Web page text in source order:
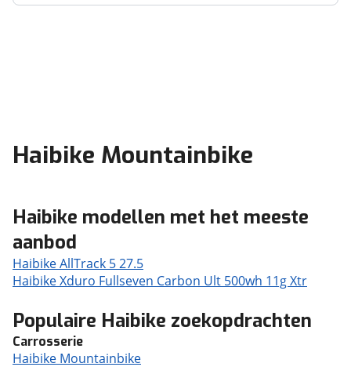
Haibike Mountainbike
Haibike modellen met het meeste
aanbod
Haibike AllTrack 5 27.5
Haibike Xduro Fullseven Carbon Ult 500wh 11g Xtr
Populaire Haibike zoekopdrachten
Carrosserie
Haibike Mountainbike